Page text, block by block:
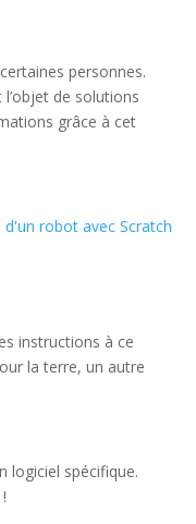
personnes.
de solutions
grâce à cet
instructions à ce
la terre, un autre
logiciel spécifique.